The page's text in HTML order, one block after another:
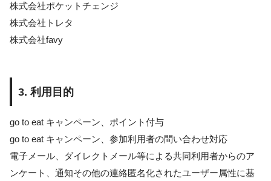
株式会社ポケットチェンジ
株式会社トレタ
株式会社favy
3. 利用目的
go to eat キャンペーン、ポイント付与
go to eat キャンペーン、参加利用者の問い合わせ対応
電子メール、ダイレクトメール等による共同利用者からのア
ンケート、通知その他の連絡匿名化されたユーザー属性に基